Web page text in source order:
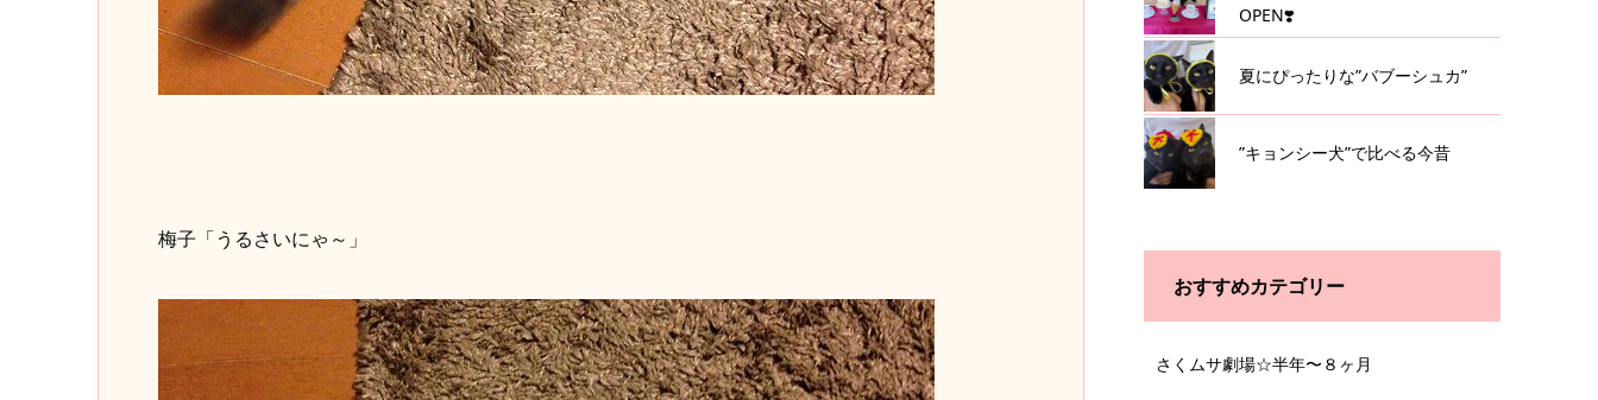
梅子「うるさいにゃ～」
OPEN❣️
夏にぴったりな”バブーシュカ”
”キョンシー犬”で比べる今昔
おすすめカテゴリー
さくムサ劇場☆半年〜８ヶ月